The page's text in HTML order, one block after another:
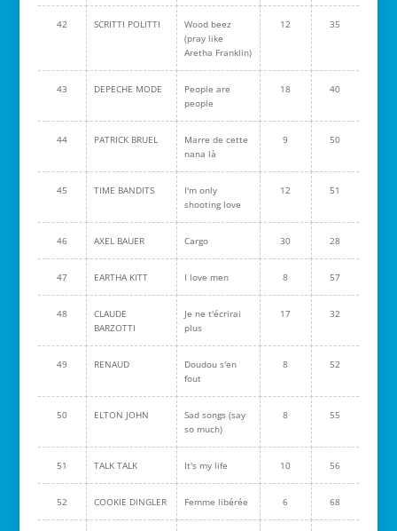
42 SCRITTI POLITTI
Wood beez
(pray like
Aretha Franklin)
12 35
43 DEPECHE MODE
People are
people
18 40
44 PATRICK BRUEL
Marre de cette
nana là
9 50
45 TIME BANDITS
I'm only
shooting love
12 51
46 AXEL BAUER Cargo 30 28
47 EARTHA KITT I love men 8 57
48
CLAUDE
BARZOTTI
Je ne t'écrirai
plus
17 32
49 RENAUD
Doudou s'en
fout
8 52
50 ELTON JOHN
Sad songs (say
so much)
8 55
51 TALK TALK It's my life 10 56
52 COOKIE DINGLER Femme libérée 6 68